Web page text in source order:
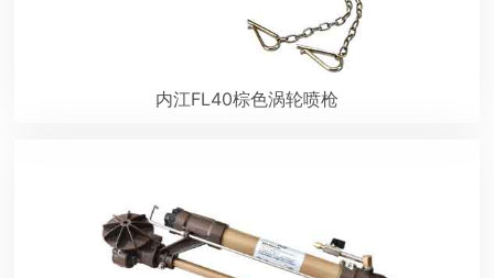
内江FL40棕色涡轮喷枪